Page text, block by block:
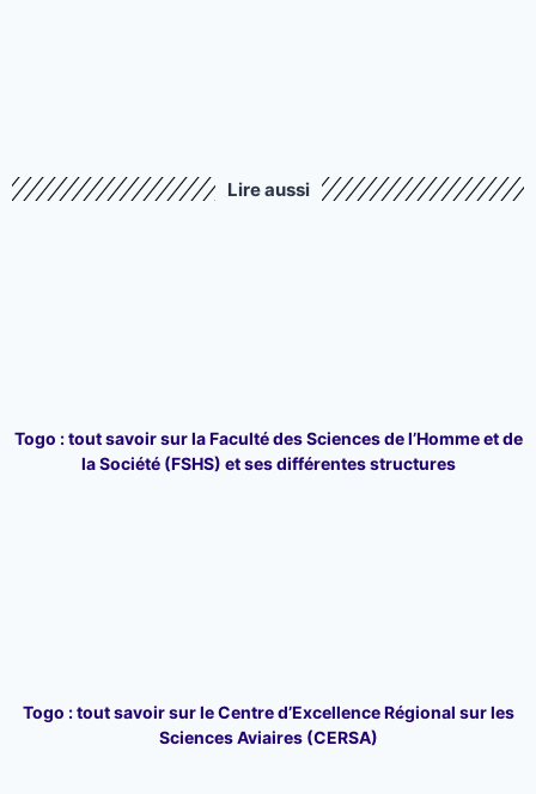
Lire aussi
Togo : tout savoir sur la Faculté des Sciences de l’Homme et de
la Société (FSHS) et ses différentes structures
Togo : tout savoir sur le Centre d’Excellence Régional sur les
Sciences Aviaires (CERSA)